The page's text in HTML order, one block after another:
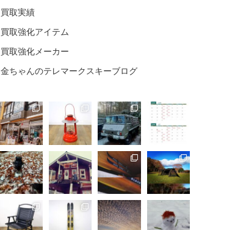
買取実績
買取強化アイテム
買取強化メーカー
金ちゃんのテレマークスキーブログ